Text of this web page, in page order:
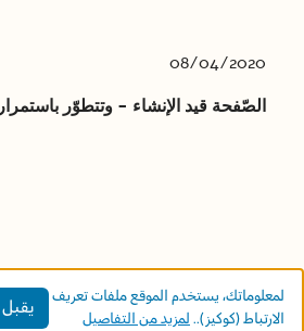
08/04/2020
الصّفحة قيد الإنشاء - وتتطوّر باستمرار
لمعلوماتك، يستخدم الموقع ملفات تعريف
الارتباط (كوكيز)..لمزيد من التفاصيل
يقبل